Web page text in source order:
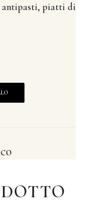
antipasti, piatti di